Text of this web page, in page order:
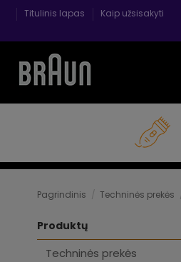
Titulinis lapas Kaip užsisakyti
Pagrindinis Techninės prekės
Produktų
Techninės prekės